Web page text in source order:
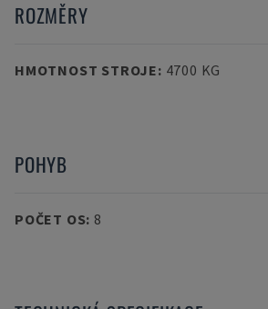
ROZMĚRY
HMOTNOST STROJE: 4700 KG
POHYB
POČET OS: 8